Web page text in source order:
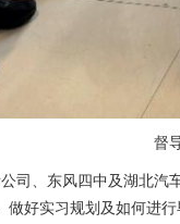
督
司、东风四中及湖北汽
做好实习规划 及如何进行